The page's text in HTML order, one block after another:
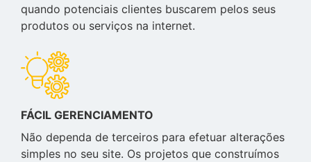
quando potenciais clientes buscarem pelos seus
produtos ou serviços na internet.
FÁCIL GERENCIAMENTO
Não dependa de terceiros para efetuar alterações
simples no seu site. Os projetos que construímos